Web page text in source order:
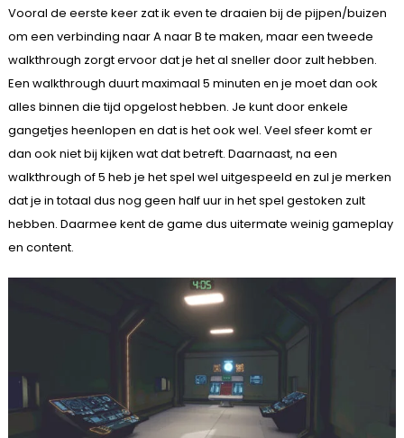
Vooral de eerste keer zat ik even te draaien bij de pijpen/buizen
om een verbinding naar A naar B te maken, maar een tweede
walkthrough zorgt ervoor dat je het al sneller door zult hebben.
Een walkthrough duurt maximaal 5 minuten en je moet dan ook
alles binnen die tijd opgelost hebben. Je kunt door enkele
gangetjes heenlopen en dat is het ook wel. Veel sfeer komt er
dan ook niet bij kijken wat dat betreft. Daarnaast, na een
walkthrough of 5 heb je het spel wel uitgespeeld en zul je merken
dat je in totaal dus nog geen half uur in het spel gestoken zult
hebben. Daarmee kent de game dus uitermate weinig gameplay
en content.